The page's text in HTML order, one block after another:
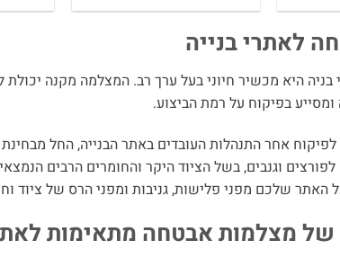
היה: הוא:
לאתרי בנייה
היא מכשיר חיוני בעל ערך רב. המצלמה מקנה
ומסייע בפיקוח על רמת הביצוע.
לפיקוח אחר התנהלות העובדים באתר הבנייה, החל
וגנבים, בשל הציוד היקר והחומרים הרבים
האתר שלכם מפני פלישות, גניבות ומפני הרס של ציוד
של מצלמות אבטחה מתאימות